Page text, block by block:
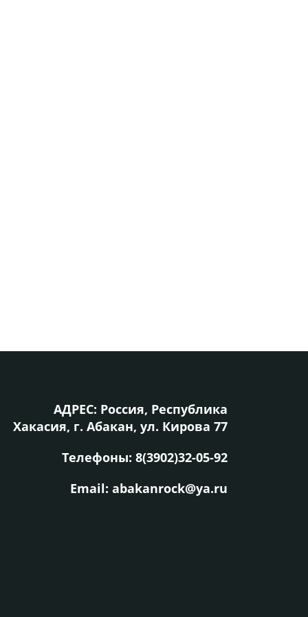
АДРЕС: Россия, Республика
Хакасия, г. Абакан, ул. Кирова 77
Телефоны: 8(3902)32-05-92
Email: abakanrock@ya.ru